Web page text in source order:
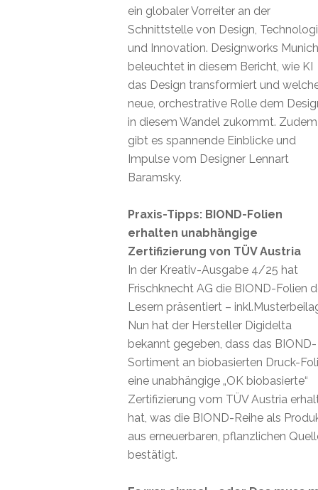
ein globaler Vorreiter an der
Schnittstelle von Design,
und Innovation. Designworks Munich
beleuchtet in diesem Bericht, wie KI
das Design transformiert und
neue, orchestrative Rolle dem
in diesem Wandel zukommt. Zudem
gibt es spannende Einblicke und
Impulse vom Designer Lennart
Baramsky.
Praxis-Tipps: BIOND-Folien
erhalten unabhängige
Zertifizierung von TÜV Austria
In der Kreativ-Ausgabe 4/25 hat
Frischknecht AG die BIOND-Folien
Lesern präsentiert –
Nun hat der Hersteller Digidelta
bekannt gegeben, dass das BIOND-
Sortiment an biobasierten Druck-
eine unabhängige „OK biobasierte“
Zertifizierung vom TÜV Austria
hat, was die BIOND-Reihe als
aus erneuerbaren, pflanzlichen
bestätigt.